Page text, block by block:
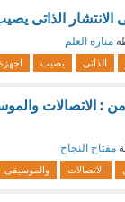
الذاتى
منارة العلم
الذاتى يصيب
: الاتصالات
مفتاح النجاح
الاتصالات والموسيقى